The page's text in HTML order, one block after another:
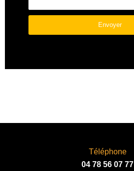
Envoyer
T
Téléphone
04 78 56 07 77